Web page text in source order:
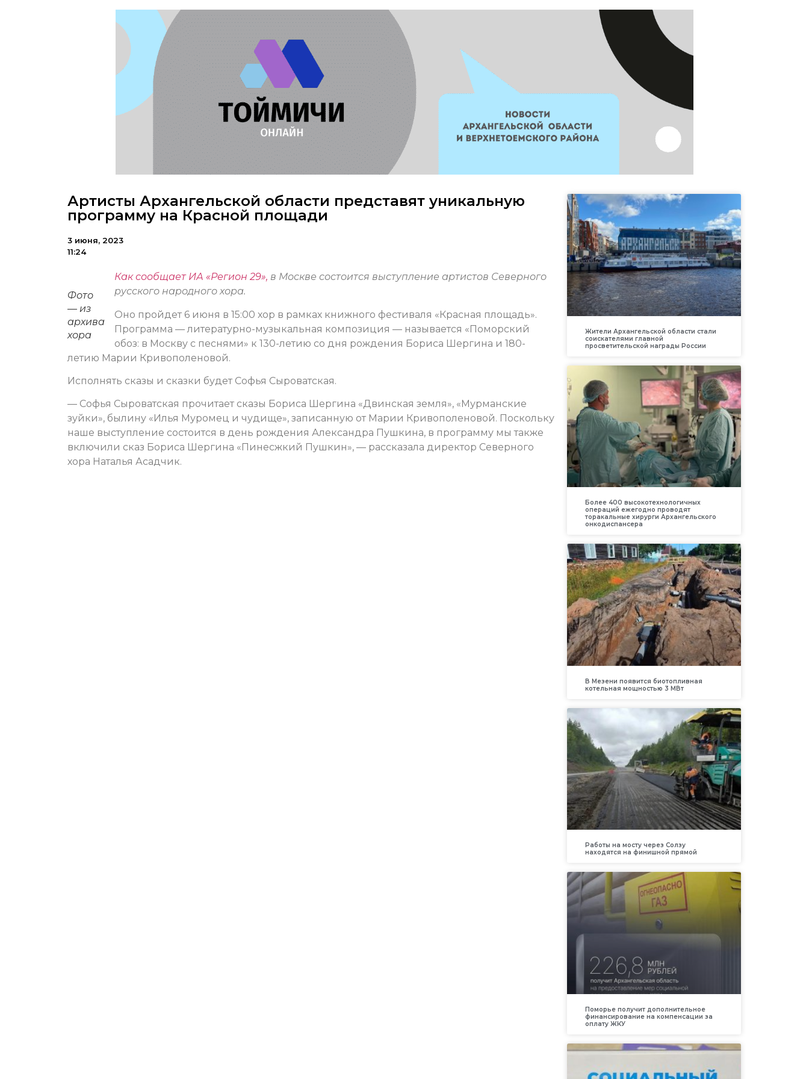
Артисты Архангельской области представят уникальную
программу на Красной площади
3 июня, 2023
11:24
Фото
— из
архива
хора
Как сообщает ИА «Регион 29», в Москве состоится выступление артистов Северного
русского народного хора.
Оно пройдет 6 июня в 15:00 хор в рамках книжного фестиваля «Красная площадь».
Программа — литературно-музыкальная композиция — называется «Поморский
обоз: в Москву с песнями» к 130-летию со дня рождения Бориса Шергина и 180-
летию Марии Кривополеновой.
Исполнять сказы и сказки будет Софья Сыроватская.
— Софья Сыроватская прочитает сказы Бориса Шергина «Двинская земля», «Мурманские
зуйки», былину «Илья Муромец и чудище», записанную от Марии Кривополеновой. Поскольку
наше выступление состоится в день рождения Александра Пушкина, в программу мы также
включили сказ Бориса Шергина «Пинесжкий Пушкин», — рассказала директор Северного
хора Наталья Асадчик.
Жители Архангельской области стали
соискателями главной
просветительской награды России
Более 400 высокотехнологичных
операций ежегодно проводят
торакальные хирурги Архангельского
онкодиспансера
В Мезени появится биотопливная
котельная мощностью 3 МВт
Работы на мосту через Солзу
находятся на финишной прямой
Поморье получит дополнительное
финансирование на компенсации за
оплату ЖКУ